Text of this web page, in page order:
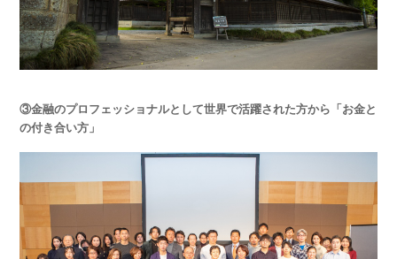
③金融のプロフェッショナルとして世界で活躍された方から「お金と
の付き合い方」